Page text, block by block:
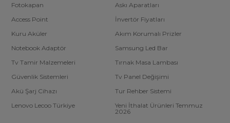
Fotokapan
Askı Aparatları
Access Point
İnvertör Fiyatları
Kuru Aküler
Akım Korumalı Prizler
Notebook Adaptör
Samsung Led Bar
Tv Tamir Malzemeleri
Tırnak Masa Lambası
Güvenlik Sistemleri
Tv Panel Değişimi
Akü Şarj Cihazı
Tur Rehber Sistemi
Lenovo Lecoo Türkiye
Yeni İthalat Ürünleri Temmuz
2026